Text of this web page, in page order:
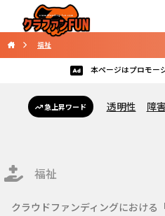
福祉
本ページはプロモー
急上昇ワード 透明性 障
福祉
クラウドファンディングにおける